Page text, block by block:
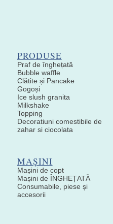
PRODUSE
Praf de înghețată
Bubble waffle
Clătite și Pancake
Gogoși
Ice slush granita
Milkshake
Topping
Decoratiuni comestibile de
zahar si ciocolata
MAȘINI
Mașini de copt
Mașini de ÎNGHEȚATĂ
Consumabile, piese și
accesorii